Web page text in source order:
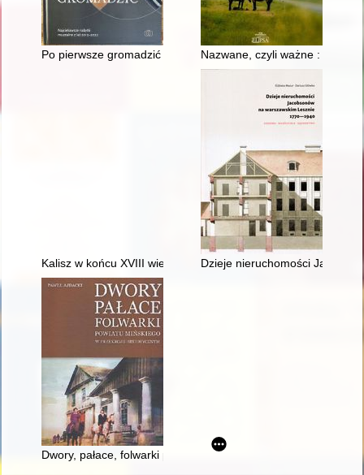
Po pierwsze gromadzić : najciekawsze nabytki muzealne z lat
Nazwane, czyli ważne :
Kalisz w końcu XVIII wieku w świetle prac kaliskiej Komisji
Dzieje nieruchomości
Dwory, pałace, folwarki powiatu mińskiego w przekroju